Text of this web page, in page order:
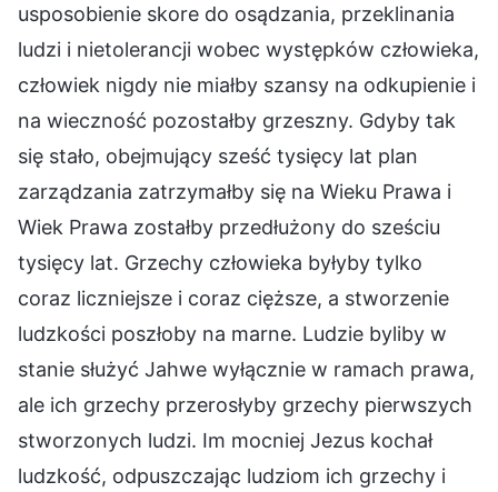
usposobienie skore do osądzania, przeklinania
ludzi i nietolerancji wobec występków człowieka,
człowiek nigdy nie miałby szansy na odkupienie i
na wieczność pozostałby grzeszny. Gdyby tak
się stało, obejmujący sześć tysięcy lat plan
zarządzania zatrzymałby się na Wieku Prawa i
Wiek Prawa zostałby przedłużony do sześciu
tysięcy lat. Grzechy człowieka byłyby tylko
coraz liczniejsze i coraz cięższe, a stworzenie
ludzkości poszłoby na marne. Ludzie byliby w
stanie służyć Jahwe wyłącznie w ramach prawa,
ale ich grzechy przerosłyby grzechy pierwszych
stworzonych ludzi. Im mocniej Jezus kochał
ludzkość, odpuszczając ludziom ich grzechy i